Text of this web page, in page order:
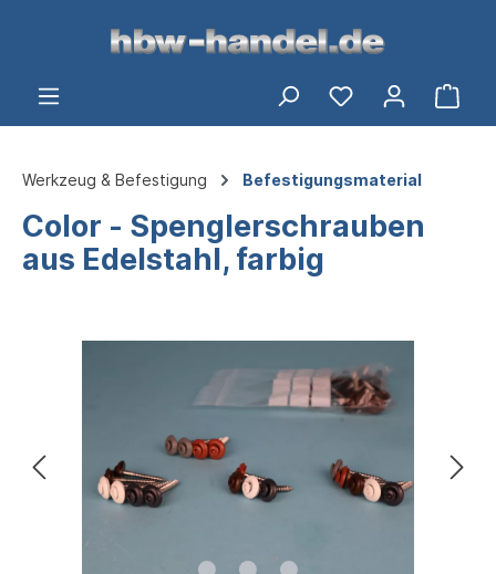
springen
Werkzeug & Befestigung Befestigungsmaterial
Color - Spenglerschrauben
aus Edelstahl, farbig